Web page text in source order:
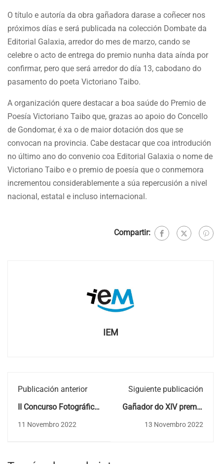
O título e autoría da obra gañadora darase a coñecer nos
próximos días e será publicada na colección Dombate da
Editorial Galaxia, arredor do mes de marzo, cando se
celebre o acto de entrega do premio nunha data aínda por
confirmar, pero que será arredor do día 13, cabodano do
pasamento do poeta Victoriano Taibo.
A organización quere destacar a boa saúde do Premio de
Poesía Victoriano Taibo que, grazas ao apoio do Concello
de Gondomar, é xa o de maior dotación dos que se
convocan na provincia. Cabe destacar que coa introdución
no último ano do convenio coa Editorial Galaxia o nome de
Victoriano Taibo e o premio de poesía que o conmemora
incrementou considerablemente a súa repercusión a nivel
nacional, estatal e incluso internacional.
Compartir:
IEM
Publicación anterior
II Concurso Fotográfico
do IEM, "Serras do
11 Novembro 2022
Siguiente publicación
Gañador do XIV premio
de poesía Victoriano
13 Novembro 2022